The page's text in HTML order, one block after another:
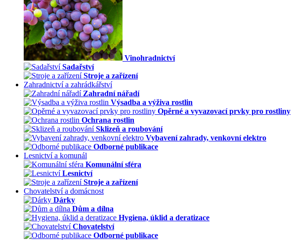
Vinohradnictví
Sadařství
Stroje a zařízení
Zahradnictví a zahrádkářství
Zahradní nářadí
Výsadba a výživa rostlin
Opěrné a vyvazovací prvky pro rostliny
Ochrana rostlin
Sklizeň a roubování
Vybavení zahrady, venkovní elektro
Odborné publikace
Lesnictví a komunál
Komunální sféra
Lesnictví
Stroje a zařízení
Chovatelství a domácnost
Dárky
Dům a dílna
Hygiena, úklid a deratizace
Chovatelství
Odborné publikace